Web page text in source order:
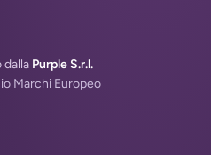
dalla Purple S.r.l.
Marchi Europeo